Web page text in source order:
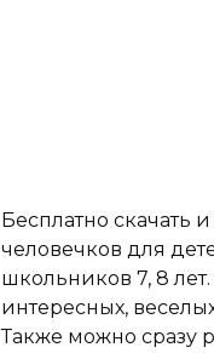
Бесплатно скачать
человечков для
школьников 7, 8
интересных,
Также можно сразу